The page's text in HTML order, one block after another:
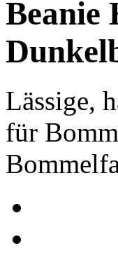
Beanie
Lässige,
für